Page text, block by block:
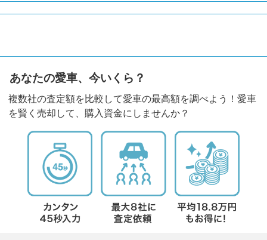
あなたの愛車、今いくら？
複数社の査定額を比較して愛車の最高額を調べよう！愛車
を賢く売却して、購入資金にしませんか？